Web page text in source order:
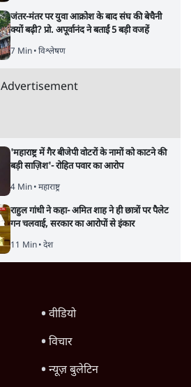
जंतर-मंतर पर युवा आक्रोश के बाद संघ की बेचैनी
क्यों बढ़ी? प्रो. अपूर्वानंद ने बताईं 5 बड़ी वजहें
7 Min• विश्लेषण
Advertisement
'महाराष्ट्र में गैर बीजेपी वोटरों के नामों को काटने की
बड़ी साज़िश'- रोहित पवार का आरोप
4 Min• महाराष्ट्र
राहुल गांधी ने कहा- अमित शाह ने ही छात्रों पर पैलेट
गन चलवाई, सरकार का आरोपों से इंकार
11 Min• देश
वीडियो
विचार
न्यूज़ बुलेटिन